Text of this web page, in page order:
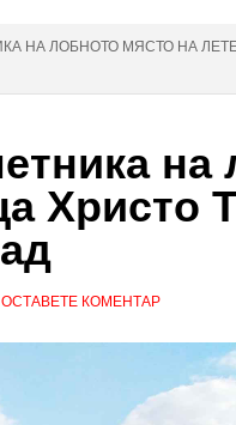
НА ЛОБНОТО МЯСТО НА
на
Христо
ОСТАВЕТЕ КОМЕНТАР